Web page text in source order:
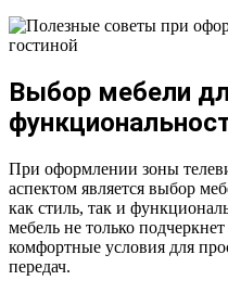
Выбор мебели
При оформлении зоны
аспектом является выбор
как стиль, так и
мебель не только
комфортные условия для
передач.